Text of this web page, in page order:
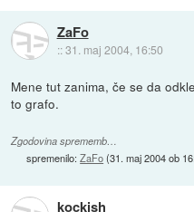
ZaFo
::31. maj 2004, 16:50
Mene tut zanima, če se da
to grafo.
Zgodovina sprememb…
spremenilo:ZaFo(31. maj 2004 ob
kockish